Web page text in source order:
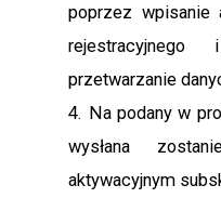
poprzez wpisanie
przetwarzanie
Na podany w
wysłana
aktywacyjnym